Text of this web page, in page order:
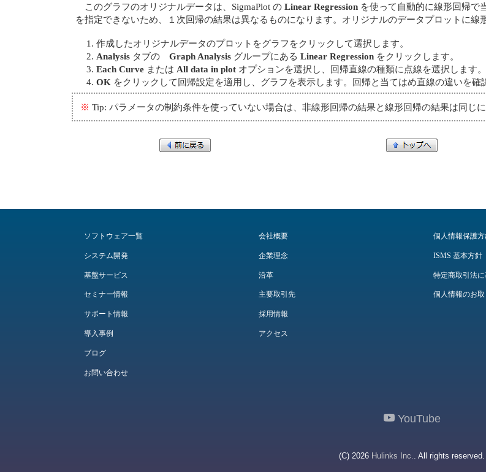
このグラフのオリジナルデータは、SigmaPlot のLinear Regression を使って自動的に線形回帰で
を指定できないため、１次回帰の結果は異なるものになります。オリジナルのデータプロットに線
作成したオリジナルデータのプロットをグラフをクリックして選択します。
Analysis タブの Graph Analysis グループにある Linear Regression をクリックします。
Each Curve または All data in plot オプションを選択し、回帰直線の種類に点線を選択します。
OK をクリックして回帰設定を適用し、グラフを表示します。回帰と当てはめ直線の違いを確
※ Tip: パラメータの制約条件を使っていない場合は、非線形回帰の結果と線形回帰の結果は同じ
ソフトウェア一覧
システム開発
基盤サービス
セミナー情報
サポート情報
導入事例
ブログ
お問い合わせ
会社概要
企業理念
沿革
主要取引先
採用情報
アクセス
個人情報保護方
ISMS 基本方針
特定商取引法
個人情報のお
YouTube
(C) 2026 Hulinks Inc.. All rights reserved.